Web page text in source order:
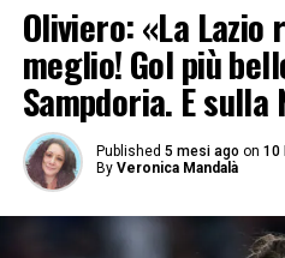
Oliviero: «La
meglio! Gol più
Sampdoria. E sulla
Published 5 mesi ago on 10
By Veronica Mandalà